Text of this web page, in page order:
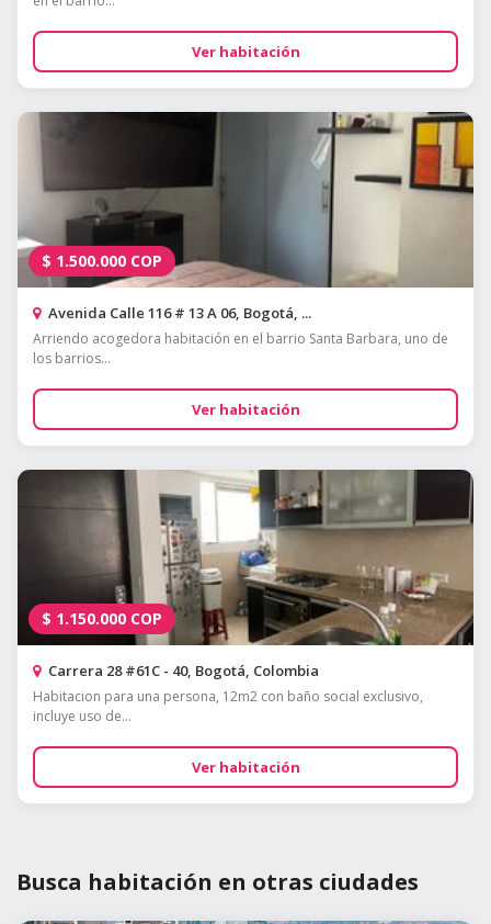
Ver habitación
$ 1.500.000 COP
Avenida Calle 116 # 13 A 06, Bogotá, ...
Arriendo acogedora habitación en el barrio Santa Barbara, uno de
los barrios...
Ver habitación
$ 1.150.000 COP
Carrera 28 #61C - 40, Bogotá, Colombia
Habitacion para una persona, 12m2 con baño social exclusivo,
incluye uso de...
Ver habitación
Busca habitación en otras ciudades